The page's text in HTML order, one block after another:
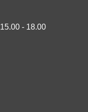
15.00 - 18.00